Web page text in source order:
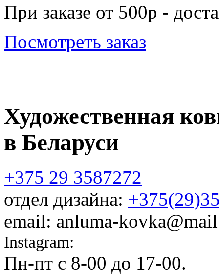
При заказе от 500р -
Посмотреть заказ
Художественная
в Беларуси
+375 29 3587272
отдел дизайна:
email: anluma-
Instagram:
Пн-пт c 8-00 до 17-00.